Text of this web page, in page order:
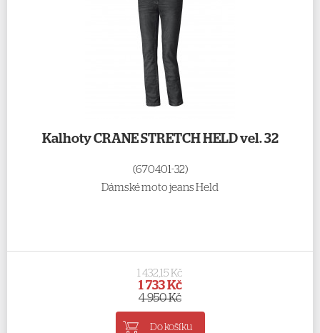
Kalhoty CRANE STRETCH HELD vel. 32
(670401-32)
Dámské moto jeans Held
1 432,15 Kč
1 733 Kč
4 950 Kč
Do košíku